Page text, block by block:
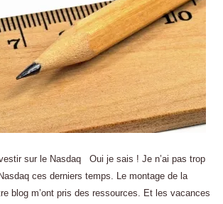
sur le Nasdaq Oui je sais ! Je n’ai pas trop
ces derniers temps. Le montage de la
blog m’ont pris des ressources. Et les vacances